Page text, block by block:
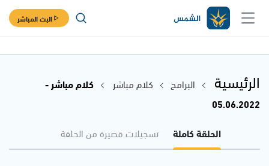
البث المباشر
الرئيسية البرامج كلام مباشر
كلام مباشر -
05.06.2022
الحلقة كاملة
تسجيلات قصيرة من الحلقة